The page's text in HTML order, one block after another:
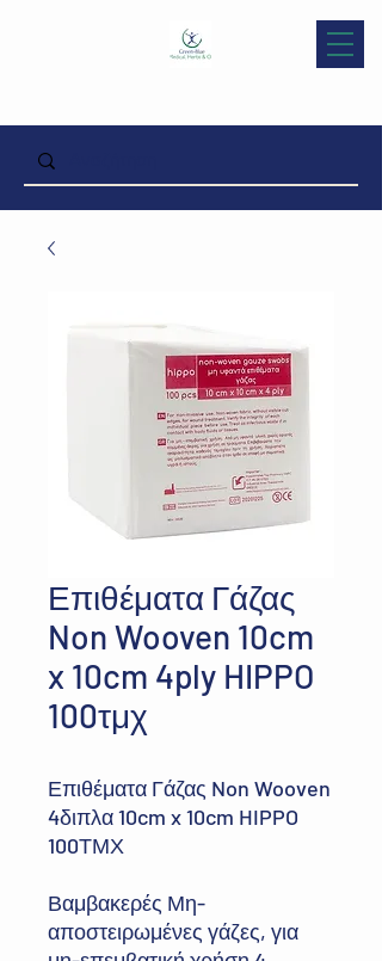
Επιθέματα Γάζας
Non Wooven 10cm
x 10cm 4ply HIPPO
100τμχ
Επιθέματα Γάζας Non Wooven
4διπλα 10cm x 10cm HIPPO
100ΤΜΧ
Βαμβακερές Μη-
αποστειρωμένες γάζες, για